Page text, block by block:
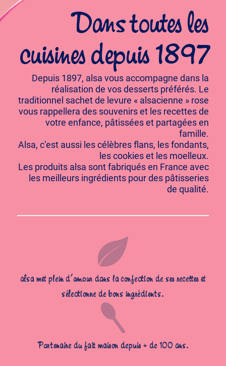
alsa met plein d’amour dans la confection de ses recettes et
sélectionne de bons ingrédients.
Partenaire du fait maison depuis + de 100 ans.
Dans toutes les
cuisines depuis 1897
Depuis 1897, alsa vous accompagne dans la
réalisation de vos desserts préférés. Le
traditionnel sachet de levure « alsacienne » rose
vous rappellera des souvenirs et les recettes de
votre enfance, pâtissées et partagées en
famille.
Alsa, c’est aussi les célèbres flans, les fondants,
les cookies et les moelleux.
Les produits alsa sont fabriqués en France avec
les meilleurs ingrédients pour des pâtisseries
de qualité.